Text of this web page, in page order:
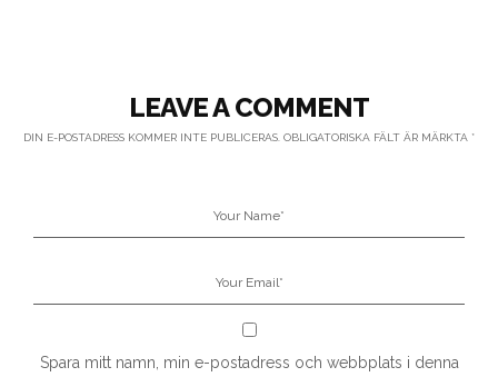
LEAVE A COMMENT
DIN E-POSTADRESS KOMMER INTE PUBLICERAS. OBLIGATORISKA FÄLT ÄR MÄRKTA *
Spara mitt namn, min e-postadress och webbplats i denna